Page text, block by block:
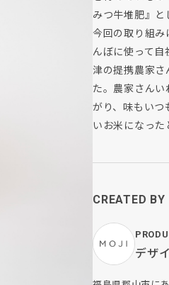
みつ牛堆肥』と
今回の取り組
んぼに使って
津の提携農家さ
た。農家さん
がり、味もいつ
いお米になった
CREATED BY
デザ